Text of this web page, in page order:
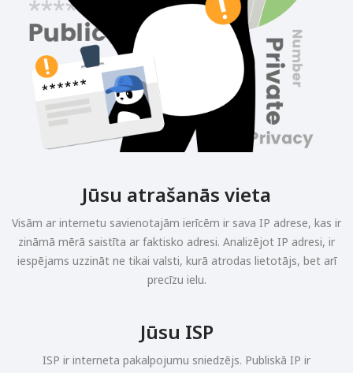
Jūsu atrašanās vieta
Visām ar internetu savienotajām ierīcēm ir sava IP adrese, kas ir
zināmā mērā saistīta ar faktisko adresi. Analizējot IP adresi, ir
iespējams uzzināt ne tikai valsti, kurā atrodas lietotājs, bet arī
precīzu ielu.
Jūsu ISP
ISP ir interneta pakalpojumu sniedzējs. Publiskā IP ir